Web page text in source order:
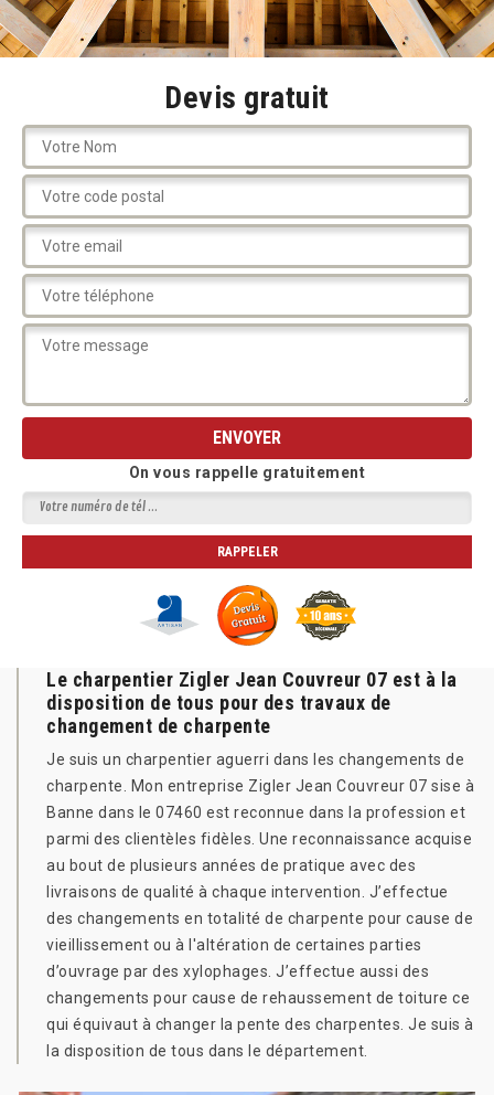
Devis gratuit
On vous rappelle gratuitement
Le charpentier Zigler Jean Couvreur 07 est à la
disposition de tous pour des travaux de
changement de charpente
Je suis un charpentier aguerri dans les changements de
charpente. Mon entreprise Zigler Jean Couvreur 07 sise à
Banne dans le 07460 est reconnue dans la profession et
parmi des clientèles fidèles. Une reconnaissance acquise
au bout de plusieurs années de pratique avec des
livraisons de qualité à chaque intervention. J’effectue
des changements en totalité de charpente pour cause de
vieillissement ou à l'altération de certaines parties
d’ouvrage par des xylophages. J’effectue aussi des
changements pour cause de rehaussement de toiture ce
qui équivaut à changer la pente des charpentes. Je suis à
la disposition de tous dans le département.